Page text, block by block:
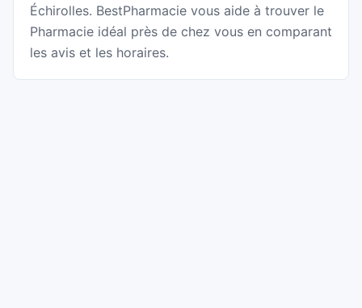
Échirolles. BestPharmacie vous aide à trouver le
Pharmacie idéal près de chez vous en comparant
les avis et les horaires.